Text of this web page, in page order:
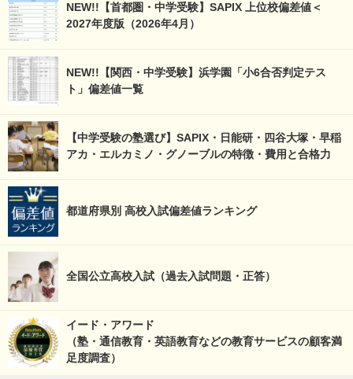
NEW!!【首都圏・中学受験】SAPIX 上位校偏差値＜
2027年度版（2026年4月）
NEW!!【関西・中学受験】浜学園「小6合否判定テス
ト」偏差値一覧
【中学受験の塾選び】SAPIX・日能研・四谷大塚・早稲
アカ・エルカミノ・グノーブルの特徴・費用と合格力
都道府県別 高校入試偏差値ランキング
全国公立高校入試（過去入試問題・正答）
イード・アワード
（塾・通信教育・英語教育などの教育サービスの顧客満
足度調査）